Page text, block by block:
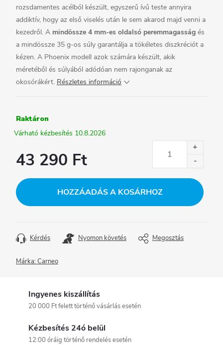
rozsdamentes acélból készült, egyszerű ívű teste annyira
addiktív, hogy az első viselés után le sem akarod majd venni a
kezedről. A mindössze 4 mm-es oldalsó peremmagasság és
a mindössze 35 g-os súly garantálja a tökéletes diszkréciót a
kézen. A Phoenix modell azok számára készült, akik
méretéből és súlyából adódóan nem rajonganak az
okosórákért. Részletes információ
Raktáron
10.8.2026
43 290 Ft
HOZZÁADÁS A KOSÁRHOZ
Kérdés Nyomon követés Megosztás
Márka:Carneo
Ingyenes kiszállítás
20 000 Ft felett történő vásárlás esetén
Kézbesítés 24ó belül
12:00 óráig történő rendelés esetén